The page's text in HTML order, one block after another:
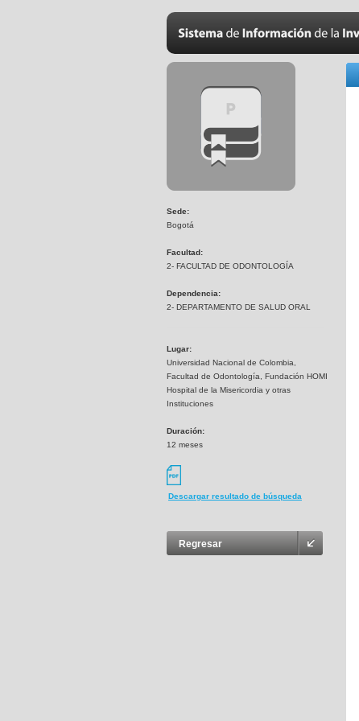
Sede:
Bogotá
Facultad:
2- FACULTAD DE ODONTOLOGÍA
Dependencia:
2- DEPARTAMENTO DE SALUD ORAL
Lugar:
Universidad Nacional de Colombia,
Facultad de Odontología, Fundación HOMI
Hospital de la Misericordia y otras
Instituciones
Duración:
12 meses
Descargar resultado de búsqueda
Regresar